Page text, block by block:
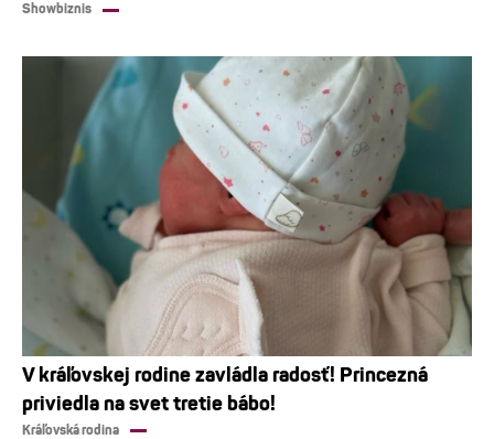
Showbiznis
V kráľovskej rodine zavládla radosť! Princezná
priviedla na svet tretie bábo!
Kráľovská rodina